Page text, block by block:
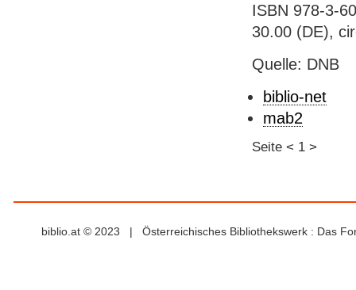
ISBN 978-3-
30.00 (DE),
Quelle: DNB
biblio-net
mab2
Seite < 1 >
biblio.at © 2023 | Österreichisches Bibliothekswerk : Das